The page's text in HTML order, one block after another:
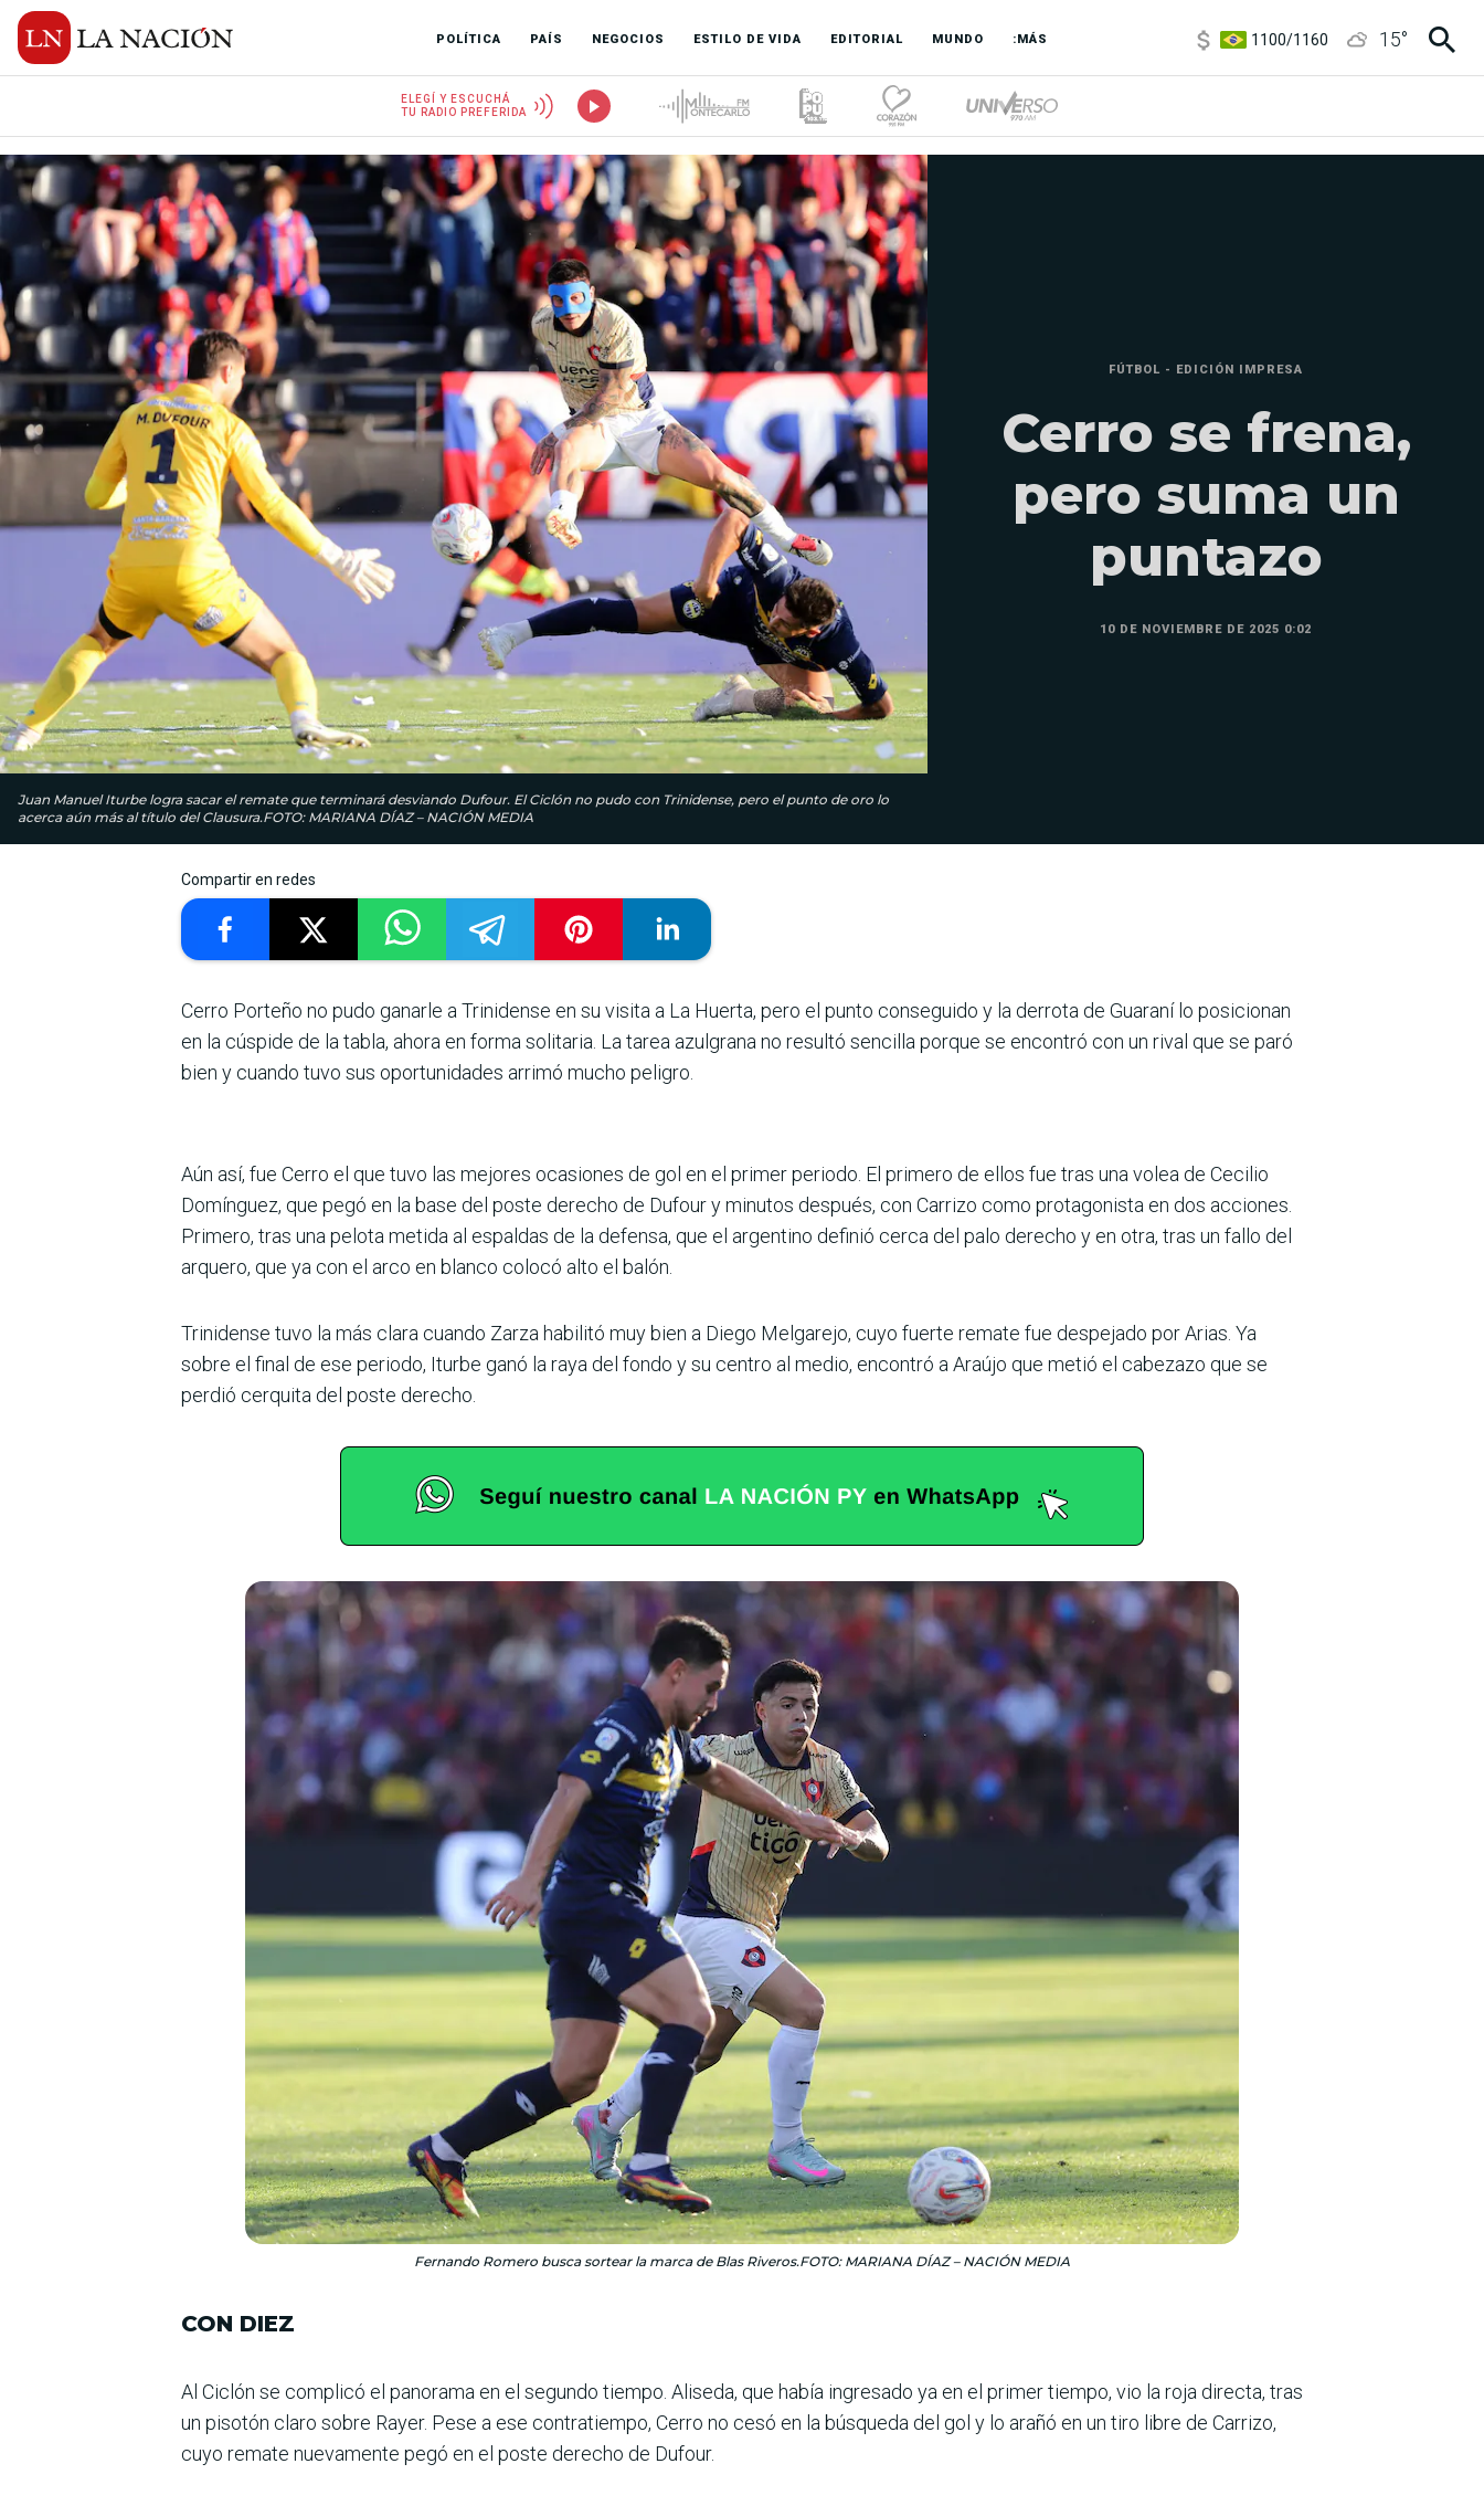
POLÍTICA PAÍS NEGOCIOS ESTILO DE VIDA EDITORIAL MUNDO :MÁS
3,8/4
15°
ELEGÍ Y ESCUCHÁ
TU RADIO PREFERIDA
Juan Manuel Iturbe logra sacar el remate que terminará desviando Dufour. El Ciclón no pudo con Trinidense, pero el punto de oro lo
acerca aún más al título del Clausura.FOTO: MARIANA DÍAZ – NACIÓN MEDIA
FÚTBOL - EDICIÓN IMPRESA
Cerro se frena,
pero suma un
puntazo
10 DE NOVIEMBRE DE 2025 0:02
Compartir en redes
Cerro Porteño no pudo ganarle a Tri­nidense en su visita a La Huerta, pero el punto conseguido y la derrota de Guaraní lo posicionan
en la cúspide de la tabla, ahora en forma solitaria. La tarea azulgrana no resultó senci­lla porque se encontró con un rival que se paró
bien y cuando tuvo sus oportuni­dades arrimó mucho peligro.
Aún así, fue Cerro el que tuvo las mejores ocasiones de gol en el primer periodo. El pri­mero de ellos fue tras una volea de Cecilio
Domínguez, que pegó en la base del poste derecho de Dufour y minu­tos después, con Carrizo como protagonista en dos acciones.
Primero, tras una pelota metida al espaldas de la defensa, que el argentino definió cerca del palo dere­cho y en otra, tras un fallo del
arquero, que ya con el arco en blanco colocó alto el balón.
Trinidense tuvo la más clara cuando Zarza habilitó muy bien a Diego Melgarejo, cuyo fuerte remate fue despejado por Arias. Ya
sobre el final de ese periodo, Iturbe ganó la raya del fondo y su centro al medio, encontró a Araújo que metió el cabezazo que se
perdió cerquita del poste derecho.
Fernando Romero busca sortear la marca de Blas Riveros.FOTO: MARIANA DÍAZ – NACIÓN MEDIA
CON DIEZ
Al Ciclón se complicó el pano­rama en el segundo tiempo. Aliseda, que había ingresado ya en el primer tiempo, vio la roja directa, tras
un pisotón claro sobre Rayer. Pese a ese contratiempo, Cerro no cesó en la búsqueda del gol y lo arañó en un tiro libre de Carrizo,
cuyo remate nueva­mente pegó en el poste dere­cho de Dufour.